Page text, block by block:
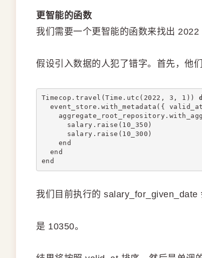
更智能的函数
我们需要一个更智能的函数来找出 2022
假设引入数据的人犯了错字。首先，他
Timecop.travel(Time.utc(2022, 3, 1))
event_store.with_metadata({
salary.raise(10_350)
salary.raise(10_300)
end
end
end
我们目前执行的 salary_for_given_date
是 10350。